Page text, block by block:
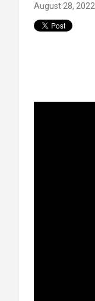
August 28, 2022